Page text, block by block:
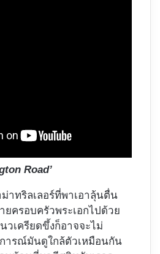
Road’
าทริลเลอร์ที่พาเอาลุ้นตื่น
ยครอบครัวพระเอกไปด้วย
เครียดขึ้งก็อาจจะไม่
การณ์มันดูใกล้ตัวเหมือนกัน